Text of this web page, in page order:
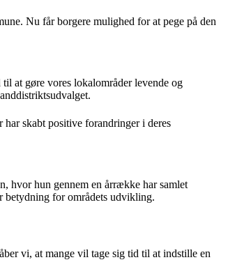
Nu får borgere mulighed for at pege på den
at gøre vores lokalområder levende og
skabt positive forandringer i deres
hvor hun gennem en årrække har samlet
betydning for områdets udvikling.
vi, at mange vil tage sig tid til at indstille en